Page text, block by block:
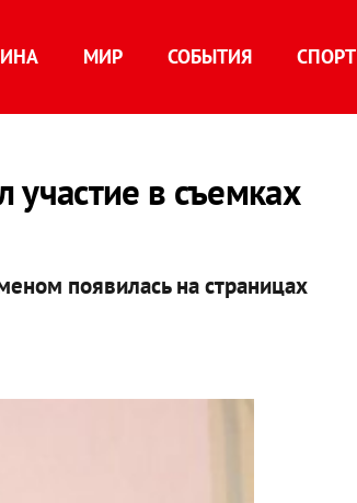
МИР СОБЫТИЯ СПОРТ
в съемках
появилась на страницах